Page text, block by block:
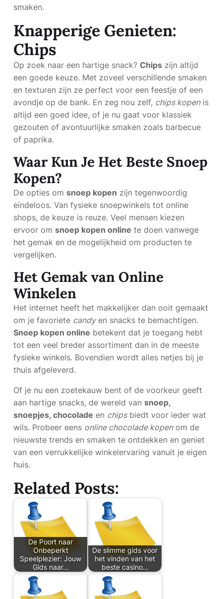
smaken.
Knapperige Genieten:
Chips
Op zoek naar een hartige snack? Chips zijn altijd
een goede keuze. Met zoveel verschillende smaken
en texturen zijn ze perfect voor een feestje of een
avondje op de bank. En zeg nou zelf, chips kopenis
altijd een goed idee, of je nu gaat voor klassiek
gezouten of avontuurlijke smaken zoals barbecue
of paprika.
Waar Kun Je Het Beste Snoep
Kopen?
De opties om snoep kopen zijn tegenwoordig
eindeloos. Van fysieke snoepwinkels tot online
shops, de keuze is reuze. Veel mensen kiezen
ervoor om snoep kopen online te doen vanwege
het gemak en de mogelijkheid om producten te
vergelijken.
Het Gemak van Online
Winkelen
Het internet heeft het makkelijker dan ooit gemaakt
om je favoriete candyen snacks te bemachtigen.
Snoep kopen online betekent dat je toegang hebt
tot een veel breder assortiment dan in de meeste
fysieke winkels. Bovendien wordt alles netjes bij je
thuis afgeleverd.
Of je nu een zoetekauw bent of de voorkeur geeft
aan hartige snacks, de wereld van snoep,
snoepjes, chocolade en chipsbiedt voor ieder wat
wils. Probeer eens online chocolade kopenom de
nieuwste trends en smaken te ontdekken en geniet
van een verrukkelijke winkelervaring vanuit je eigen
huis.
Related Posts:
De Poort naar
Onbeperkt
Speelplezier: Jouw
Gids naar…
De slimme gids voor
het vinden van het
beste casino…